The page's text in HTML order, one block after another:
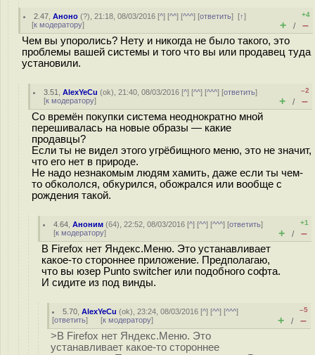
2.47 ,Аноно (?), 21:18, 08/03/2016 [^] [^^] [^^^] [ответить][↑]
[к модератору]
+4
+ / –
Чем вы упоролись? Нету и никогда не было такого, это
проблемы вашей системы и того что вы или продавец туда
установили.
3.51 ,AlexYeCu (ok), 21:40, 08/03/2016 [^] [^^] [^^^] [ответить]
[к модератору]
–2
+ / –
Со времён покупки система неоднократно мной
перешивалась на новые образы — какие
продавцы?
Если ты не видел этого угрёбищного меню, это не значит,
что его нет в природе.
Не надо незнакомым людям хамить, даже если ты чем-
то обкололся, обкурился, обожрался или вообще с
рождения такой.
4.64 ,Аноним (64), 22:52, 08/03/2016 [^] [^^] [^^^] [ответить]
[к модератору]
+1
+ / –
В Firefox нет Яндекс.Меню. Это устанавливает
какое-то стороннее приложение. Предполагаю,
что вы юзер Punto switcher или подобного софта.
И сидите из под винды.
5.70 ,AlexYeCu (ok), 23:24, 08/03/2016 [^] [^^] [^^^]
[ответить] [к модератору]
–5
+ / –
>В Firefox нет Яндекс.Меню. Это
устанавливает какое-то стороннее